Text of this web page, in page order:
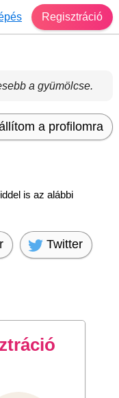
Regisztráció
a gyümölcse.
a profilomra
is az alábbi
Twitter